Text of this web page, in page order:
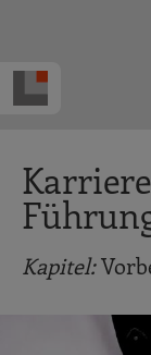
Kapitel: